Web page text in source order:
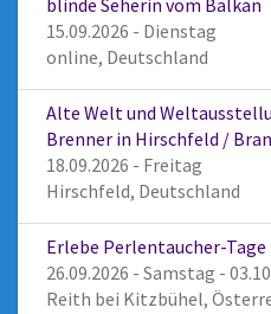
blinde Seherin vom Balkan
15.09.2026 - Dienstag
online, Deutschland
Alte Welt und
Brenner in Hirschfeld /
18.09.2026 - Freitag
Hirschfeld, Deutschland
Erlebe Perlentaucher-
26.09.2026 - Samstag -
Reith bei Kitzbühel,